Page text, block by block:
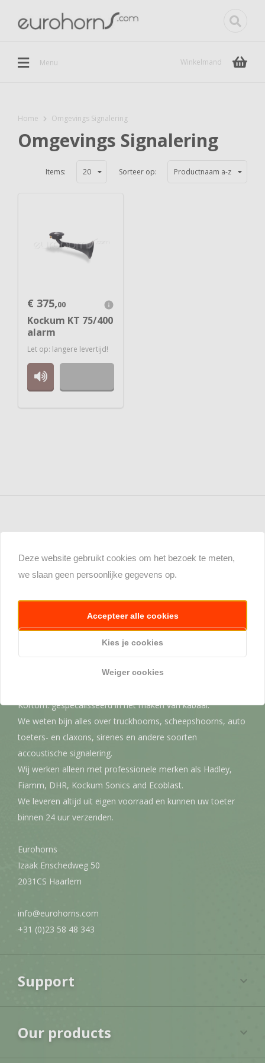
Winkelmand
Menu
Home Omgevings Signalering
Omgevings Signalering
Sorteer op: Productnaam a-z
Items: 20
375,00 info
Kockum KT 75/400
alarm
Let op: langere levertijd!
Eurohorns.nl in het kort
Kortom: gespecalisseerd in het maken van kabaal.
We weten bijn alles over truckhoorns, scheepshoorns, auto
toeters- en claxons, sirenes en andere soorten
accoustische signalering.
Wij werken alleen met professionele merken als Hadley,
Fiamm, DHR, Kockum Sonics and Ecoblast.
We leveren altijd uit eigen voorraad en kunnen uw toeter
binnen 24 uur verzenden.
Eurohorns
Izaak Enschedweg 50
2031CS Haarlem
info@eurohorns.com
+31 (0)23 58 48 343
Support
Our products
Deze website gebruikt cookies om het bezoek te meten,
we slaan geen persoonlijke gegevens op.
Accepteer alle cookies
Kies je cookies
Weiger cookies